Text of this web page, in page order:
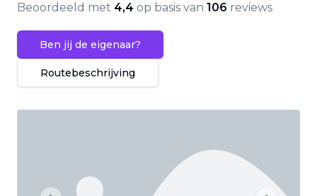
Beoordeeld met 4,4 op basis van 106 reviews
Ben jij de eigenaar?
Routebeschrijving